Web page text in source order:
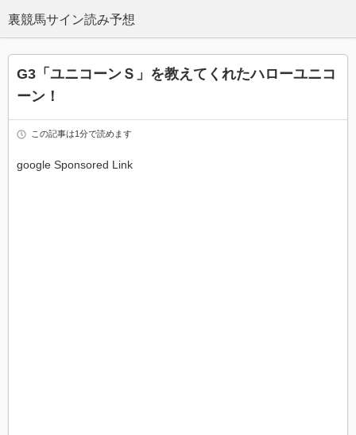
G3「ユニコーンＳ」を教えてくれたハローユニコ
ーン！
この記事は1分で読めます
google Sponsored Link